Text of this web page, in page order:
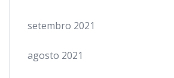
setembro 2021
agosto 2021